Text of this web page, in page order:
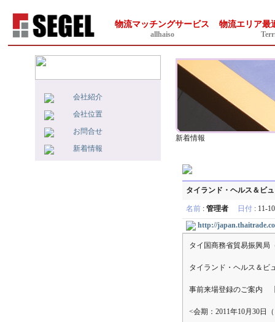
物流マッチングサービス
allhaiso
物流エリア最
会社紹介
会社位置
お問合せ
新着情報
新着情報
タイランド・ヘルス＆ビ
名前: 管理者 日付: 11-
http://
タイ国商務省貿易振興局
タイランド・ヘルス＆ビ
事前来場登録のご案内
<会期：2011年10月30日